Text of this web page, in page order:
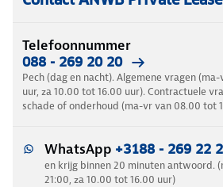
Telefoonnummer
088 - 269 20 20
Pech (dag en nacht). Algemene vragen (ma-
uur, za 10.00 tot 16.00 uur). Contractuele
schade of onderhoud (ma-vr van 08.00 tot
WhatsApp +3188 - 269 22
en krijg binnen 20 minuten antwoord.
21:00, za 10.00 tot 16.00 uur)